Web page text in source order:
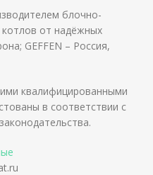
блочно-
от надёжных
GEFFEN – Россия,
квалифицированными
в соответствии с